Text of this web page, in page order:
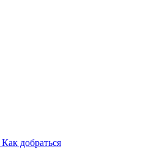
Как добраться